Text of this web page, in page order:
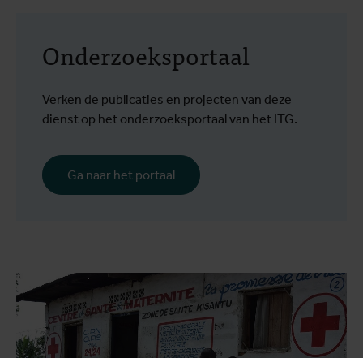
Onderzoeksportaal
Verken de publicaties en projecten van deze
dienst op het onderzoeksportaal van het ITG.
Ga naar het portaal